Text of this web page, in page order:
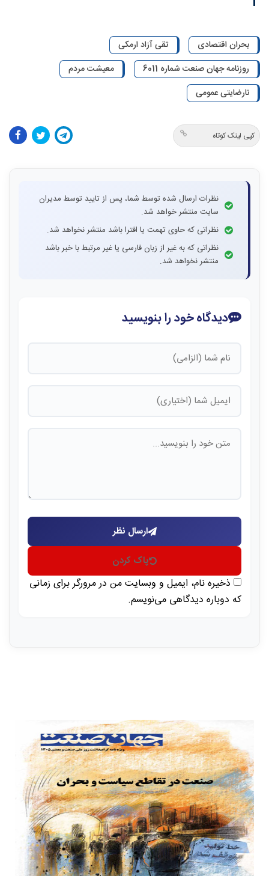
بحران اقتصادی
تقی آزاد ارمکی
روزنامه جهان صنعت شماره 6011
معیشت مردم
نارضایتی عمومی
کپی لینک کوتاه
نظرات ارسال شده توسط شما، پس از تایید توسط مدیران
سایت منتشر خواهد شد.
نظراتی که حاوی تهمت یا افترا باشد منتشر نخواهد شد.
نظراتی که به غیر از زبان فارسی یا غیر مرتبط با خبر باشد
منتشر نخواهد شد.
دیدگاه خود را بنویسید
ارسال نظر
پاک کردن
ذخیره نام، ایمیل و وبسایت من در مرورگر برای زمانی
که دوباره دیدگاهی می‌نویسم.